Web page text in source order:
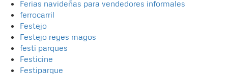
Ferias navideñas para vendedores informales
ferrocarril
Festejo
Festejo reyes magos
festi parques
Festicine
Festiparque